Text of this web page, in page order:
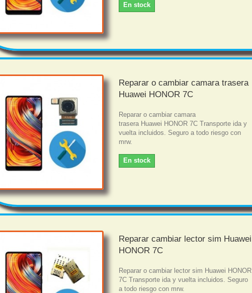
En stock
Reparar o cambiar camara trasera
Huawei HONOR 7C
Reparar o cambiar camara
trasera Huawei HONOR 7C Transporte ida y
vuelta incluidos. Seguro a todo riesgo con
mrw.
En stock
Reparar cambiar lector sim Huawei
HONOR 7C
Reparar o cambiar lector sim Huawei HONOR
7C Transporte ida y vuelta incluidos. Seguro
a todo riesgo con mrw.